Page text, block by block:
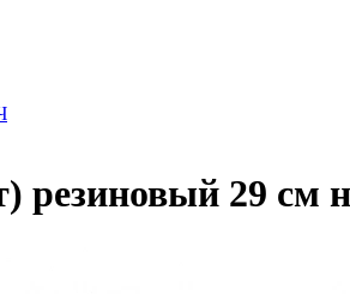
резиновый 29 см